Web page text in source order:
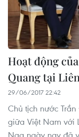
Hoạt động
Quang tại
29/06/2017 22:42
Chủ tịch nước
giữa Việt Nam với
Nga ngày nay đã